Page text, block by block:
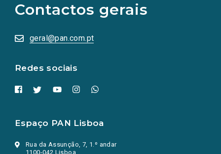
Contactos gerais
geral@pan.com.pt
Redes sociais
redes
sociais
numa
nova
Espaço PAN Lisboa
Rua da Assunção, 7, 1.º andar
1100-042 Lisboa